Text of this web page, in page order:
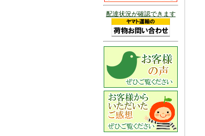
配達状況が確認できます